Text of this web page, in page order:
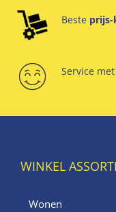
Beste
Service
WINKEL
Wonen